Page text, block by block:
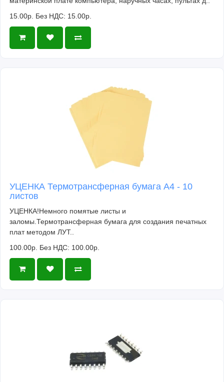
15.00р. Без НДС: 15.00р.
УЦЕНКА Термотрансферная бумага А4 - 10
листов
УЦЕНКА!Немного помятые листы и
заломы.Термотрансферная бумага для создания печатных
плат методом ЛУТ..
100.00р. Без НДС: 100.00р.